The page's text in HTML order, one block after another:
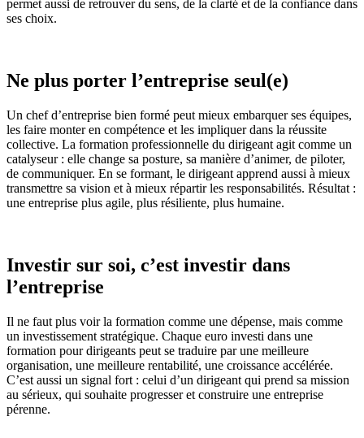
permet aussi de retrouver du sens, de la clarté et de la confiance dans
ses choix.
Ne plus porter l’entreprise seul(e)
Un chef d’entreprise bien formé peut mieux embarquer ses équipes,
les faire monter en compétence et les impliquer dans la réussite
collective. La formation professionnelle du dirigeant agit comme un
catalyseur : elle change sa posture, sa manière d’animer, de piloter,
de communiquer. En se formant, le dirigeant apprend aussi à mieux
transmettre sa vision et à mieux répartir les responsabilités. Résultat :
une entreprise plus agile, plus résiliente, plus humaine.
Investir sur soi, c’est investir dans
l’entreprise
Il ne faut plus voir la formation comme une dépense, mais comme
un investissement stratégique. Chaque euro investi dans une
formation pour dirigeants peut se traduire par une meilleure
organisation, une meilleure rentabilité, une croissance accélérée.
C’est aussi un signal fort : celui d’un dirigeant qui prend sa mission
au sérieux, qui souhaite progresser et construire une entreprise
pérenne.